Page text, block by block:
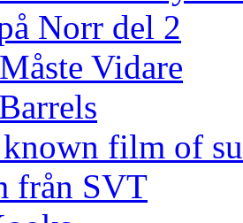
Norr del 2
Vidare
film of
från SVT